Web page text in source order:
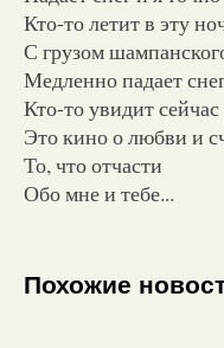
Кто-то летит в эту
С грузом
Медленно падает
Кто-то увидит сейчас
Это кино о любви и
То, что отчасти
Обо мне и тебе...
Похожие